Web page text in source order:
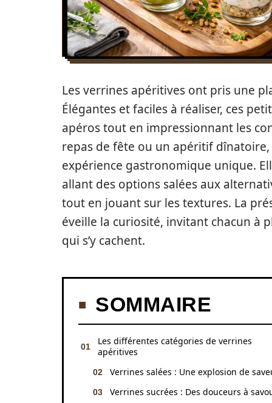
Les verrines apéritives ont pris une
Élégantes et faciles à réaliser, ces
apéros tout en impressionnant les
repas de fête ou un apéritif
expérience gastronomique unique.
allant des options salées aux
tout en jouant sur les textures. La
éveille la curiosité, invitant chacun à
qui s’y cachent.
SOMMAIRE
Les différentes catégories de verrines
apéritives
Verrines salées : Une explosion de
Verrines sucrées : Des douceurs à